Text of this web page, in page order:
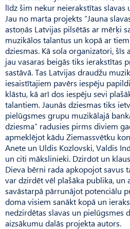
līdz šim nekur neierakstītas slavas
Jau no marta projekts “Jauna
astoņās Latvijas pilsētās ar mērķi
muzikālos talantus un kopā ar
dziesmas. Kā sola organizatori, šīs
jau vasaras beigās tiks ierakstītas
sastāvā. Tas Latvijas draudžu
iesaistītajiem pavērs iespēju
klāstu, kā arī dos iespēju sevi
talantiem. Jaunās dziesmas tiks
pielūgsmes grupu muzikālajā
dziesma” radusies pirms diviem
apmeklējot kādu Ziemassvētku
Anete un Uldis Kozlovski, Valdis
un citi mākslinieki. Dzirdot un
Dieva bērni rada apkopojot savus
var dzirdēt vēl plašāka publika, un
savāstarpā pārrunājot potenciālu
doma visiem sanākt kopā un
nedzirdētas slavas un pielūgsmes
aizsākumu dalās projekta autors.